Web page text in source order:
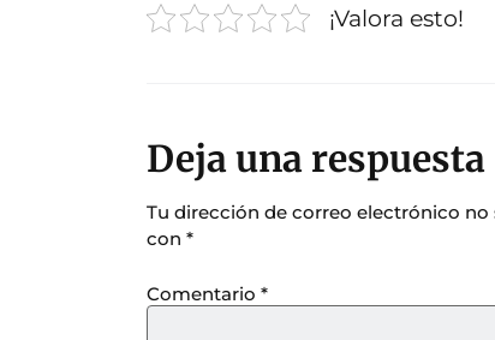
¡Valora esto!
Deja una respuesta
Tu dirección de correo electrónico no
con *
Comentario *